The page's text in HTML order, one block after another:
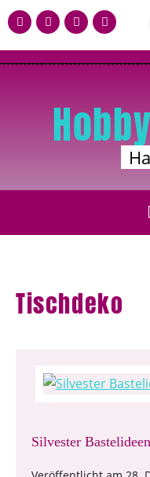
Tischdeko
Silvester Bastelideen